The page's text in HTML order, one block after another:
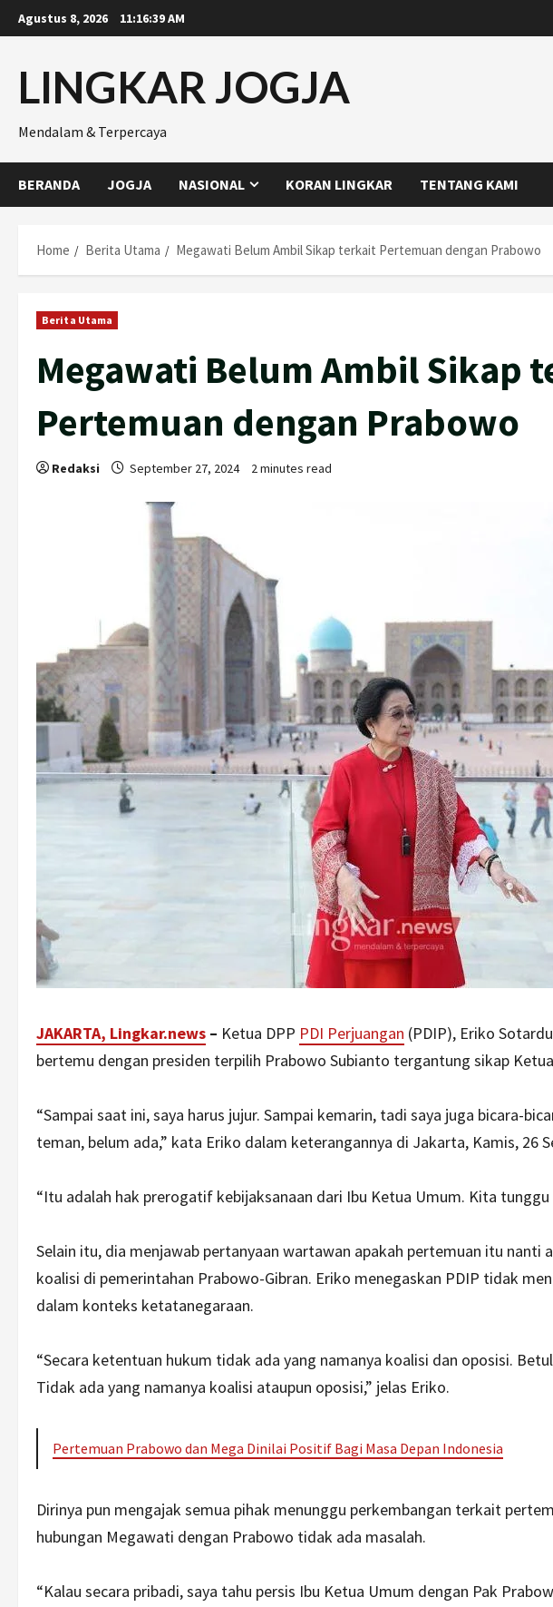
Skip
to
Agustus 8, 2026 11:16:40 AM
LINGKAR JOGJA
Mendalam & Terpercaya
BERANDA JOGJA NASIONAL KORAN LINGKAR TENTANG KAMI
Home Berita Utama Megawati Belum Ambil Sikap terkait Pertemuan dengan Prabowo
Berita Utama
Megawati Belum Ambil Sikap
Pertemuan dengan Prabowo
Redaksi September 27, 2024 2 minutes read
JAKARTA, Lingkar.news – Ketua DPP PDI Perjuangan (PDIP), Eriko
bertemu dengan presiden terpilih Prabowo Subianto tergantung sikap
“Sampai saat ini, saya harus jujur. Sampai kemarin, tadi saya juga bicara-
teman, belum ada,” kata Eriko dalam keterangannya di Jakarta, Kamis, 26
“Itu adalah hak prerogatif kebijaksanaan dari Ibu Ketua Umum. Kita tunggu
Selain itu, dia menjawab pertanyaan wartawan apakah pertemuan itu nanti
koalisi di pemerintahan Prabowo-Gibran. Eriko menegaskan PDIP tidak
dalam konteks ketatanegaraan.
“Secara ketentuan hukum tidak ada yang namanya koalisi dan oposisi.
Tidak ada yang namanya koalisi ataupun oposisi,” jelas Eriko.
Pertemuan Prabowo dan Mega Dinilai Positif Bagi Masa Depan Indonesia
Dirinya pun mengajak semua pihak menunggu perkembangan terkait
hubungan Megawati dengan Prabowo tidak ada masalah.
“Kalau secara pribadi, saya tahu persis Ibu Ketua Umum dengan Pak